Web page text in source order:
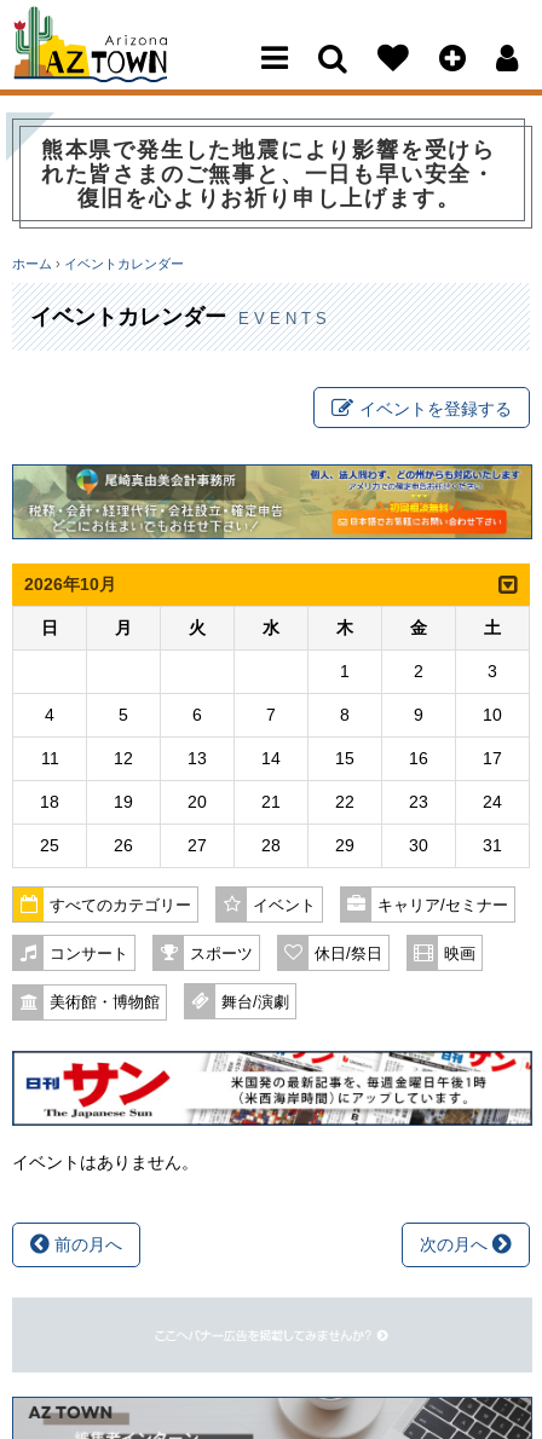
熊本県で発生した地震により影響を受けら
れた皆さまのご無事と、一日も早い安全・
復旧を心よりお祈り申し上げます。
ホーム › イベントカレンダー
イベントカレンダー EVENTS
イベントを登録する
2026年10月
日 月 火 水 木 金 土
1 2 3
4 5 6 7 8 9 10
11 12 13 14 15 16 17
18 19 20 21 22 23 24
25 26 27 28 29 30 31
すべてのカテゴリー イベント キャリア/セミナー
コンサート スポーツ 休日/祭日 映画
美術館・博物館 舞台/演劇
イベントはありません。
前の月へ 次の月へ